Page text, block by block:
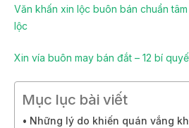
Văn khấn xin lộc buôn bán chuẩn
lộc
Xin vía buôn may bán đắt – 12 bí
Mục lục bài viết
Những lý do khiến quán vắng